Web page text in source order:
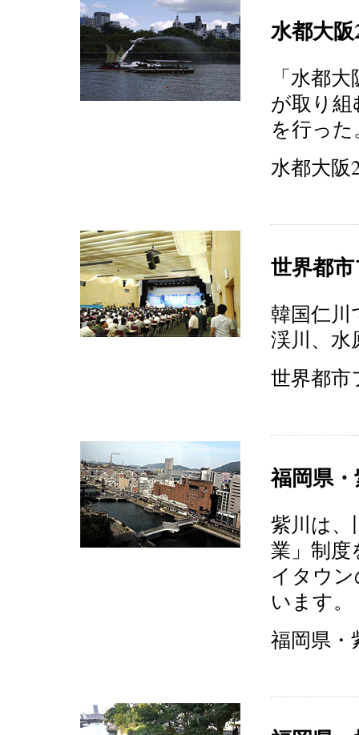
水都大
「水都
が取り
を行った
水都大阪
世界都
韓国仁川
渓川、水
世界都
福岡県
紫川は、
業」制
イタウ
います。
福岡県・